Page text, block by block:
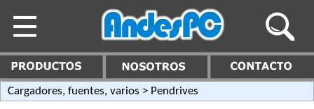
Cargadores, fuentes, varios > Pendrives